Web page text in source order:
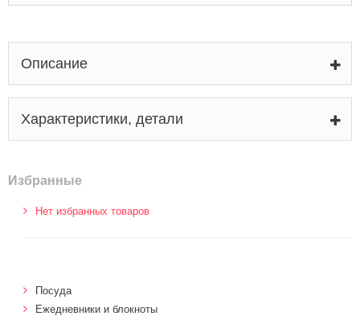
Описание
Характеристики, детали
Избранные
Нет избранных товаров
Посуда
Ежедневники и блокноты